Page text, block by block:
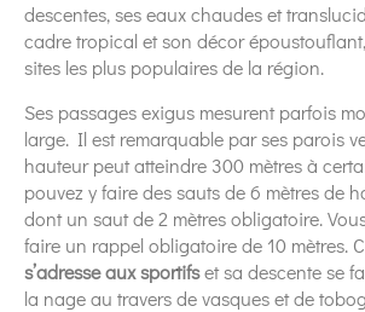
descentes, ses eaux chaudes et
cadre tropical et son décor
sites les plus populaires de la région.
Ses passages exigus mesurent parfois
large. Il est remarquable par ses parois
hauteur peut atteindre 300 mètres à
pouvez y faire des sauts de 6 mètres de
dont un saut de 2 mètres obligatoire.
faire un rappel obligatoire de 10 mètres.
s’adresse aux sportifset sa descente se
la nage au travers de vasques et de